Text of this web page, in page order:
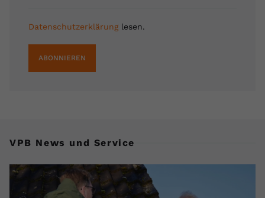
Datenschutzerklärunglesen.
ABONNIEREN
VPB News und Service